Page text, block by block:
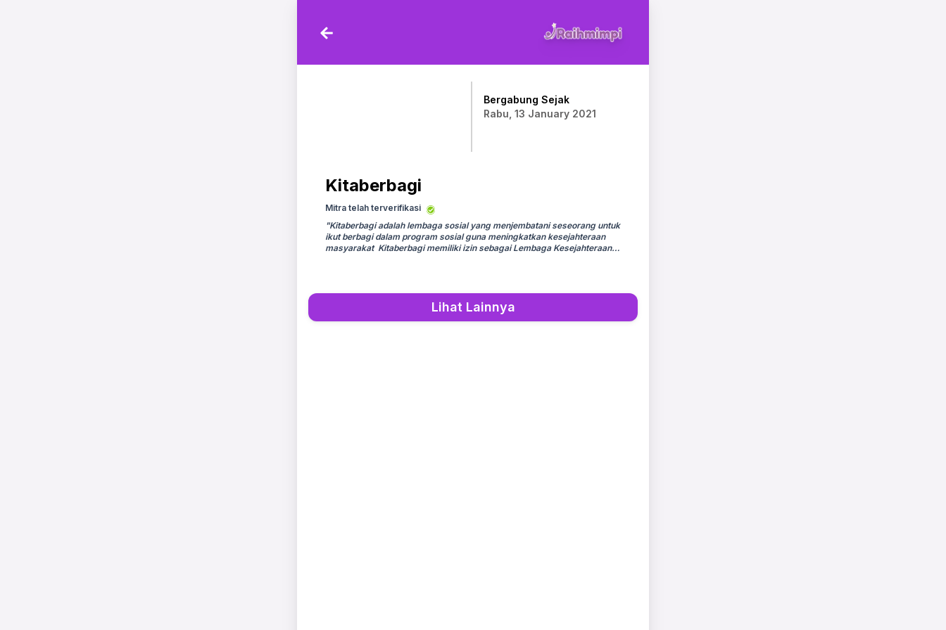
Bergabung Sejak
Rabu, 13 January 2021
Kitaberbagi
Mitra telah terverifikasi
"Kitaberbagi adalah lembaga sosial yang menjembatani seseorang untuk
ikut berbagi dalam program sosial guna meningkatkan kesejahteraan
masyarakat Kitaberbagi memiliki izin sebagai Lembaga Kesejahteraan
Lihat Lainnya